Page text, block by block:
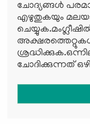
ചോദ്യങ്ങള്‍
എഴുതുകയും
ചോദിക്കുന്നത്